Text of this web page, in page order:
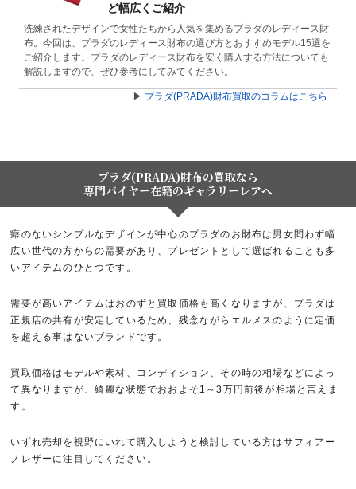
ど幅広くご紹介
洗練されたデザインで女性たちから人気を集めるプラダのレディース財
布。今回は、プラダのレディース財布の選び方とおすすめモデル15選を
ご紹介します。プラダのレディース財布を安く購入する方法についても
解説しますので、ぜひ参考にしてみてください。
▶ プラダ(PRADA)財布買取のコラムはこちら
プラダ(PRADA)財布の買取なら
専門バイヤー在籍のギャラリーレアへ
癖のないシンプルなデザインが中心のプラダのお財布は男女問わず幅
広い世代の方からの需要があり、プレゼントとして選ばれることも多
いアイテムのひとつです。
需要が高いアイテムはおのずと買取価格も高くなりますが、プラダは
正規店の共有が安定しているため、残念ながらエルメスのように定価
を超える事はないブランドです。
買取価格はモデルや素材、コンディション、その時の相場などによっ
て異なりますが、綺麗な状態でおおよそ1～3万円前後が相場と言えま
す。
いずれ売却を視野にいれて購入しようと検討している方はサフィアー
ノレザーに注目してください。